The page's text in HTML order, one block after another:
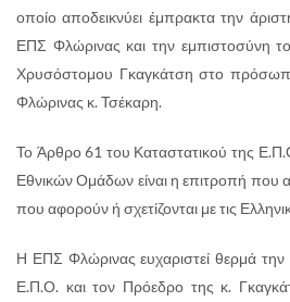
οποίο αποδεικνύει έμπρακτα την
ΕΠΣ Φλώρινας και την εμπιστοσύνη
Χρυσόστομου Γκαγκάτση στο
Φλώρινας κ. Τσέκαρη.
Το Άρθρο 61 του Καταστατικού της
Εθνικών Ομάδων είναι η επιτροπή που
που αφορούν ή σχετίζονται με τις
Η ΕΠΣ Φλώρινας ευχαριστεί θερμά την
Ε.Π.Ο. και τον Πρόεδρο της κ.